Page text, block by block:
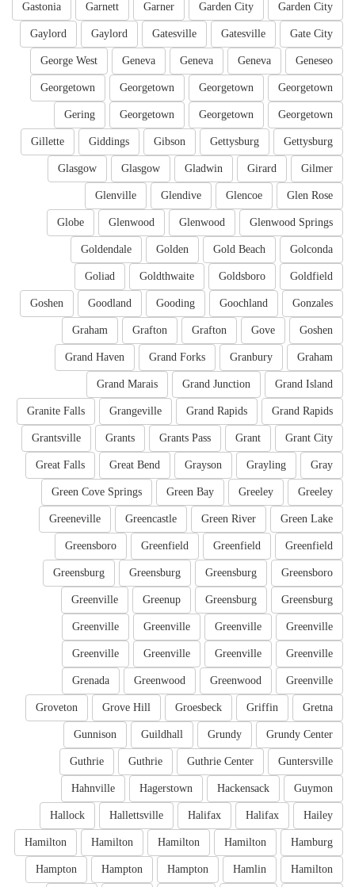
Garden City
Garden City
Garner
Garnett
Gastonia
Gate City
Gatesville
Gatesville
Gaylord
Gaylord
Geneseo
Geneva
Geneva
Geneva
George West
Georgetown
Georgetown
Georgetown
Georgetown
Georgetown
Georgetown
Georgetown
Gering
Gettysburg
Gettysburg
Gibson
Giddings
Gillette
Gilmer
Girard
Gladwin
Glasgow
Glasgow
Glen Rose
Glencoe
Glendive
Glenville
Glenwood Springs
Glenwood
Glenwood
Globe
Golconda
Gold Beach
Golden
Goldendale
Goldfield
Goldsboro
Goldthwaite
Goliad
Gonzales
Goochland
Gooding
Goodland
Goshen
Goshen
Gove
Grafton
Grafton
Graham
Graham
Granbury
Grand Forks
Grand Haven
Grand Island
Grand Junction
Grand Marais
Grand Rapids
Grand Rapids
Grangeville
Granite Falls
Grant City
Grant
Grants Pass
Grants
Grantsville
Gray
Grayling
Grayson
Great Bend
Great Falls
Greeley
Greeley
Green Bay
Green Cove Springs
Green Lake
Green River
Greencastle
Greeneville
Greenfield
Greenfield
Greenfield
Greensboro
Greensboro
Greensburg
Greensburg
Greensburg
Greensburg
Greensburg
Greenup
Greenville
Greenville
Greenville
Greenville
Greenville
Greenville
Greenville
Greenville
Greenville
Greenville
Greenwood
Greenwood
Grenada
Gretna
Griffin
Groesbeck
Grove Hill
Groveton
Grundy Center
Grundy
Guildhall
Gunnison
Guntersville
Guthrie Center
Guthrie
Guthrie
Guymon
Hackensack
Hagerstown
Hahnville
Hailey
Halifax
Halifax
Hallettsville
Hallock
Hamburg
Hamilton
Hamilton
Hamilton
Hamilton
Hamilton
Hamlin
Hampton
Hampton
Hampton